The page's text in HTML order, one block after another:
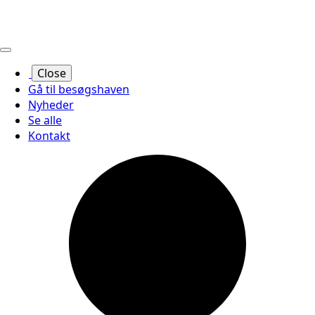
Close
Gå til besøgshaven
Nyheder
Se alle
Kontakt